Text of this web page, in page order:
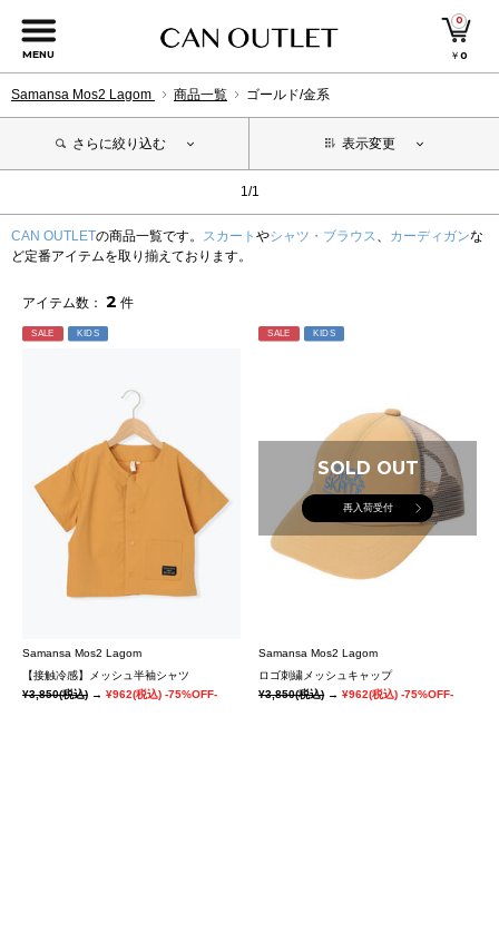
MENU
0
￥0
Samansa Mos2 Lagom 商品一覧 ゴールド/金系
さらに絞り込む 表示変更
1/1
CAN OUTLETの商品一覧です。 スカート やシャツ・ブラウス、 カーディガンな
ど定番アイテムを取り揃えております。
アイテム数： 2 件
SALE KIDS
Samansa Mos2 Lagom
【接触冷感】メッシュ半袖シャツ
¥3,850(税込) → ¥962(税込) -75%OFF-
SALE KIDS
SOLD OUT
再入荷受付
Samansa Mos2 Lagom
ロゴ刺繍メッシュキャップ
¥3,850(税込)→¥962(税込) -75%OFF-